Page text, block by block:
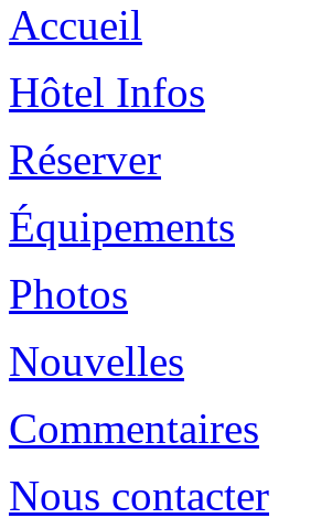
Accueil
Hôtel Infos
Réserver
Équipements
Photos
Nouvelles
Commentaires
Nous contacter